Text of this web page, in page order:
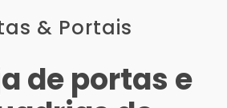
& Portais
de portas e